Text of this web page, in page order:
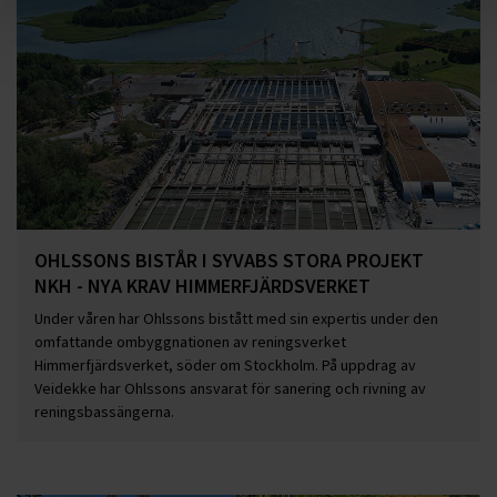
OHLSSONS BISTÅR I SYVABS STORA PROJEKT
NKH - NYA KRAV HIMMERFJÄRDSVERKET
Under våren har Ohlssons bistått med sin expertis under den
omfattande ombyggnationen av reningsverket
Himmerfjärdsverket, söder om Stockholm. På uppdrag av
Veidekke har Ohlssons ansvarat för sanering och rivning av
reningsbassängerna.